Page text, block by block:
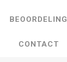
BEOORDELING
CONTACT